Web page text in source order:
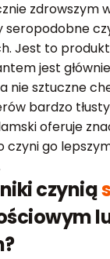
zdrowszym
Jest to
jest
nie sztuczne
bardzo
oferuje
czyni go
czynią